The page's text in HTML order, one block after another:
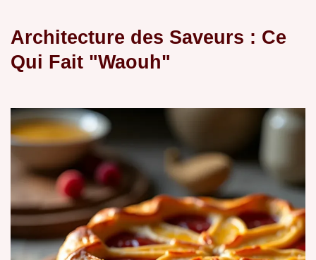
Architecture des Saveurs : Ce
Qui Fait "Waouh"